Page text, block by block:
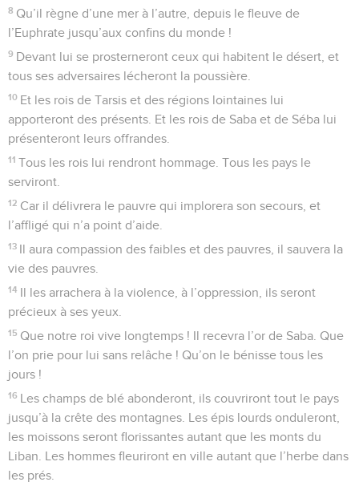
8 Qu’il règne d’une mer à l’autre, depuis le fleuve de
l’Euphrate jusqu’aux confins du monde !
9 Devant lui se prosterneront ceux qui habitent le désert, et
tous ses adversaires lécheront la poussière.
10 Et les rois de Tarsis et des régions lointaines lui
apporteront des présents. Et les rois de Saba et de Séba lui
présenteront leurs offrandes.
11 Tous les rois lui rendront hommage. Tous les pays le
serviront.
12 Car il délivrera le pauvre qui implorera son secours, et
l’affligé qui n’a point d’aide.
13 Il aura compassion des faibles et des pauvres, il sauvera la
vie des pauvres.
14 Il les arrachera à la violence, à l’oppression, ils seront
précieux à ses yeux.
15 Que notre roi vive longtemps ! Il recevra l’or de Saba. Que
l’on prie pour lui sans relâche ! Qu’on le bénisse tous les
jours !
16 Les champs de blé abonderont, ils couvriront tout le pays
jusqu’à la crête des montagnes. Les épis lourds onduleront,
les moissons seront florissantes autant que les monts du
Liban. Les hommes fleuriront en ville autant que l’herbe dans
les prés.